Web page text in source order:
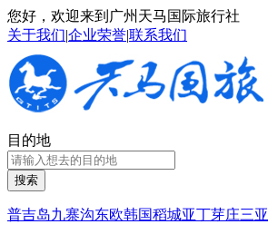
您好，欢迎来到广州天马国际旅行社
关于我们|企业荣誉|联系我们
目的地
搜索
普吉岛九寨沟东欧韩国稻城亚丁芽庄三亚